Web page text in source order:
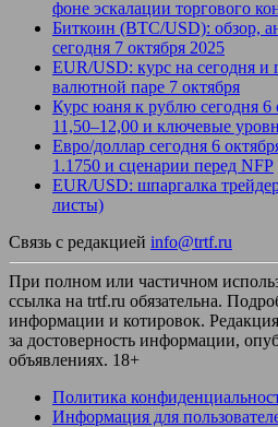
фоне эскалации торгового
Биткоин (BTC/USD): обзор,
сегодня 7 октября 2025
EUR/USD: курс на сегодня и
валютной паре 7 октября
Курс юаня к рублю сегодня 6
11,50–12,00 и ключевые
Евро/доллар сегодня 6
1.1750 и сценарии перед NFP
EUR/USD: шпаргалка
листы)
Связь с редакцией info@trtf.ru
При полном или частичном
ссылка на trtf.ru обязательна.
информации и котировок. Редакция
за достоверность информации,
объявлениях. 18+
Политика
Информация для